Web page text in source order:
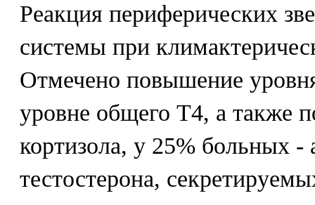
Реакция периферических
системы при
Отмечено повышение
уровне общего Т4, а также
кортизола, у 25% больных -
тестостерона,